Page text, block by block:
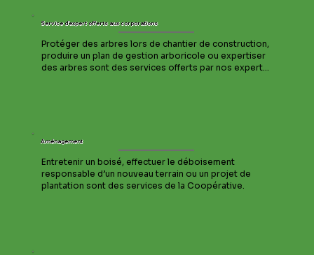
Service d’expert offerts aux corporations
Protéger des arbres lors de chantier de construction,
produire un plan de gestion arboricole ou expertiser
des arbres sont des services offerts par nos experts
sécurité nautique sont aussi offerts aux municipalités
Aménagement
Entretenir un boisé, effectuer le déboisement
responsable d’un nouveau terrain ou un projet de
plantation sont des services de la Coopérative.